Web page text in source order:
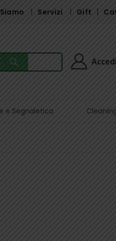
Servizi Gift
e Segnaletica